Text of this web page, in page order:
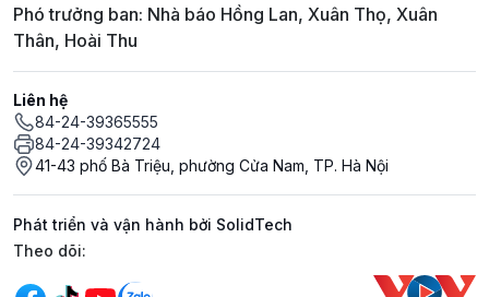
Phó trưởng ban: Nhà báo Hồng Lan, Xuân Thọ, Xuân
Thân, Hoài Thu
Liên hệ
84-24-39365555
84-24-39342724
41-43 phố Bà Triệu, phường Cửa Nam, TP. Hà Nội
Phát triển và vận hành bởi SolidTech
Mạng xã hội
Theo dõi: